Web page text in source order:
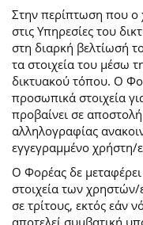
Στην περίπτωση που ο
στις Υπηρεσίες του
στη διαρκή βελτίωσή
τα στοιχεία του μέσω
δικτυακού τόπου. Ο
προσωπικά στοιχεία
προβαίνει σε
αλληλογραφίας
εγγεγραμμένο χρήστη/
Ο Φορέας δε
στοιχεία των
σε τρίτους, εκτός εάν